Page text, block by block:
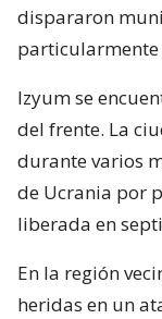
dispararon
Izyum se
del frente. La
durante varios
de Ucrania por
liberada en
En la región
heridas en un